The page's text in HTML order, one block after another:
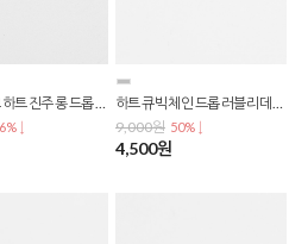
러블리 핑크 하트 진주 롱 드롭 바벨 피어싱 p-0777
↓
하트 큐빅 체인 드롭 러블리 데일리 귀걸이 피어싱 0.8mm 바두께 p-0772
9,000원 50% ↓
4,500원